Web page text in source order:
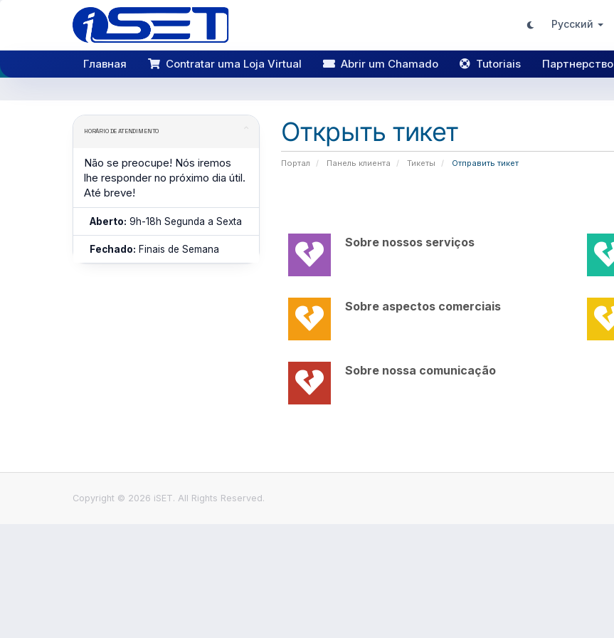
Русский
Главная Contratar uma Loja Virtual Abrir um Chamado Tutoriais Партнерство
Открыть тикет
Портал Панель клиента Тикеты Отправить тикет
HORÁRIO DE ATENDIMENTO
Não se preocupe! Nós iremos
lhe responder no próximo dia útil.
Até breve!
Aberto: 9h-18h Segunda a Sexta
Fechado: Finais de Semana Sobre nossos serviços
Sobre aspectos comerciais
Sobre nossa comunicação
Copyright © 2026 iSET. All Rights Reserved.